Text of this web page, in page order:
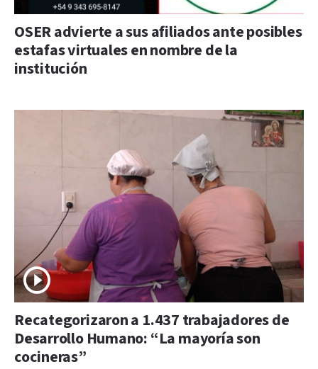
OSER advierte a sus afiliados ante posibles
estafas virtuales en nombre de la
institución
Recategorizaron a 1.437 trabajadores de
Desarrollo Humano: “La mayoría son
cocineras”